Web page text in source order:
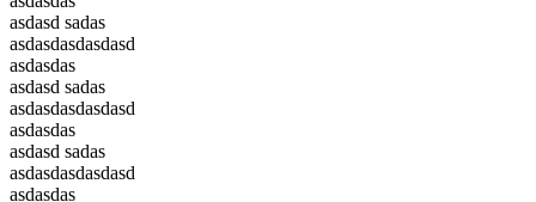
asdasd sadas
asdasdasdasdasd
asdasdas
asdasd sadas
asdasdasdasdasd
asdasdas
asdasd sadas
asdasdasdasdasd
asdasdas